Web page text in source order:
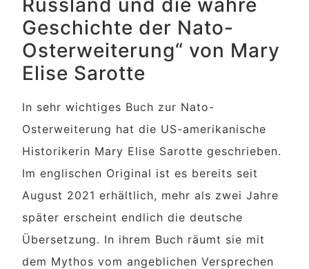
Russland und die wahre
Geschichte der Nato-
Osterweiterung“ von Mary
Elise Sarotte
In sehr wichtiges Buch zur Nato-
Osterweiterung hat die US-amerikanische
Historikerin Mary Elise Sarotte geschrieben.
Im englischen Original ist es bereits seit
August 2021 erhältlich, mehr als zwei Jahre
später erscheint endlich die deutsche
Übersetzung. In ihrem Buch räumt sie mit
dem Mythos vom angeblichen Versprechen